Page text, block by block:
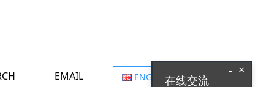
EMAIL ENGLISH
×
-
在线交流